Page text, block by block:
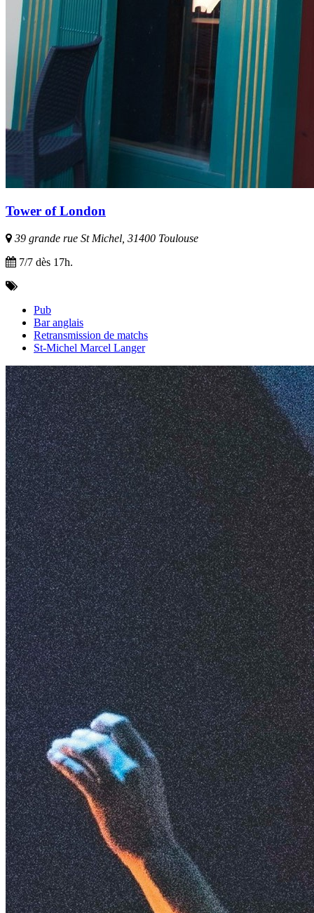
Tower of London
39 grande rue St Michel, 31400 Toulouse
7/7 dès 17h.
Pub
Bar anglais
Retransmission de matchs
St-Michel Marcel Langer